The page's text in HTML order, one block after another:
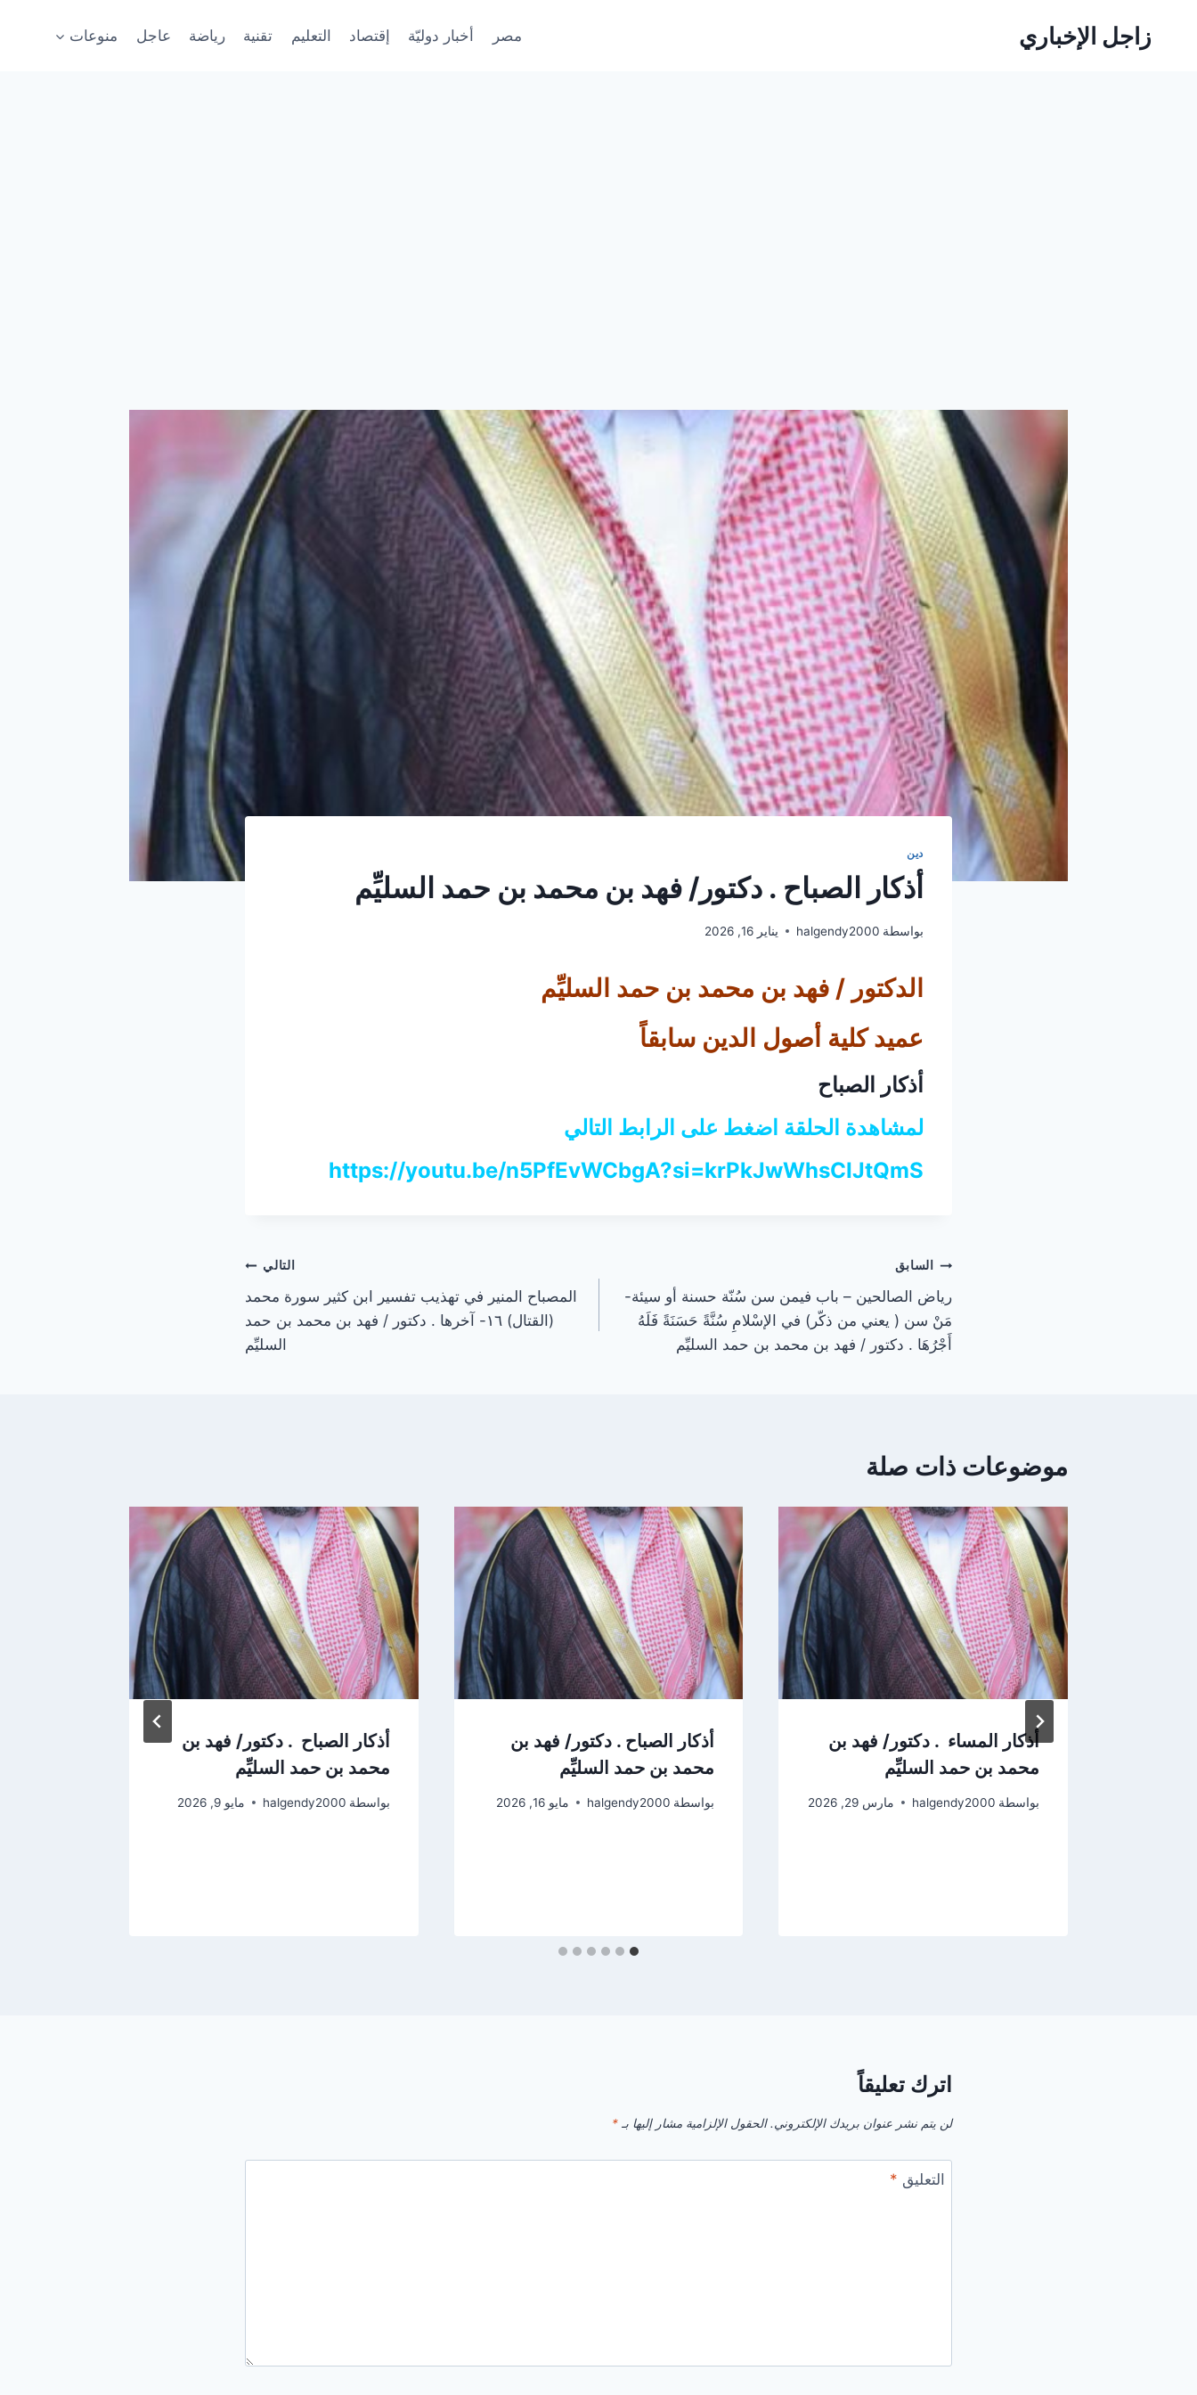
زاجل الإخباري مصر أخبار دوليّة إقتصاد التعليم تقنية رياضة عاجل منوعات
دين
أذكار الصباح . دكتور/ فهد بن محمد بن حمد السليِّم
بواسطة halgendy2000 يناير 16, 2026
الدكتور / فهد بن محمد بن حمد السليِّم
عميد كلية أصول الدين سابقاً
أذكار الصباح
لمشاهدة الحلقة اضغط على الرابط التالي
https://youtu.be/n5PfEvWCbgA?si=krPkJwWhsCIJtQmS
تصفّح
المقالات
السابق
رياض الصالحين – باب فيمن سن سُنّة حسنة أو سيئة-
مَنْ سن ( يعني من ذكّر) في الإسْلامِ سُنَّةً حَسَنَةً فَلَهُ
أَجْرُهَا . دكتور / فهد بن محمد بن حمد السليِّم
التالي
‏المصباح المنير في تهذيب تفسير ابن كثير سورة محمد
(القتال) ١٦- آخرها . دكتور / فهد بن محمد بن حمد
السليِّم
موضوعات ذات صلة
أذكار المساء . دكتور/ فهد بن
محمد بن حمد السليِّم
بواسطة halgendy2000 مارس 29, 2026
أذكار الصباح . دكتور/ فهد بن
محمد بن حمد السليِّم
بواسطة halgendy2000 مايو 16, 2026
أذكار الصباح . دكتور/ فهد بن
محمد بن حمد السليِّم
بواسطة halgendy2000 مايو 9, 2026
اترك تعليقاً
لن يتم نشر عنوان بريدك الإلكتروني. الحقول الإلزامية مشار إليها بـ *
التعليق *